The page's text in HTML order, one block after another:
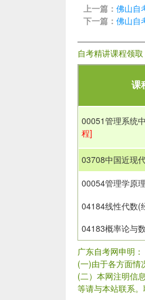
上一篇： 佛山自
下一篇： 佛山自
自考精讲课程领取
课
00051管理系统
程]
03708中国近现
00054管理学原理
04184线性代数(
04183概率论与
广东自考网申明：
(一)由于各方面情
(二）本网注明信
等请与本站联系